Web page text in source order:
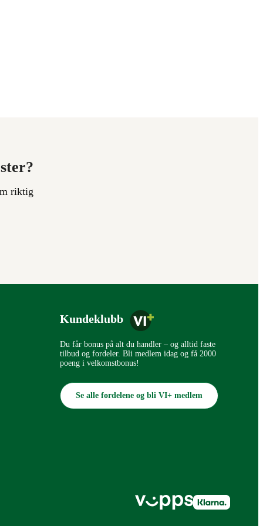
riktig
Kundeklubb
Du får bonus på alt du handler – og alltid faste
tilbud og fordeler. Bli medlem idag og få 2000
poeng i velkomstbonus!
Se alle fordelene og bli VI+ medlem